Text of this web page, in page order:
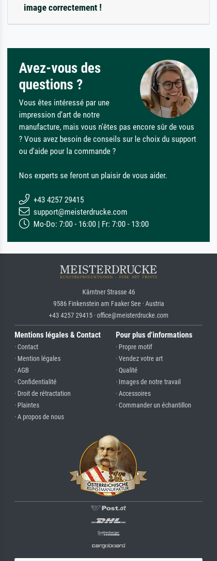
image correctement !
Avez-vous des
questions ?
Vous êtes intéressé par une
impression d'art de notre
manufacture, mais vous n'êtes pas encore sûr de vous
? Vous avez besoin de conseils sur le choix du support
ou d'aide pour la commande ?
Nos experts se feront un plaisir de vous aider.
+43 4257 29415
support@meisterdrucke.com
Mo-Do: 7:00 - 16:00 | Fr: 7:00 - 13:00
Kärntner Strasse 46
9586 Finkenstein am Faaker See · Austria
+43 4257 29415 · office@meisterdrucke.com
Mentions légales & Contact
· Contact
· Mention légales
· AGB
· Confidentialité
· Droit de rétractation
· Plaintes
· A propos de nous
Pour plus d'informations
· Propre motif
· Vendez votre art
· Qualité
· Images de notre travail
· Accessoires
· Commander un échantillon